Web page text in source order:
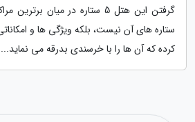
گرفتن این هتل 5 ستاره در میان
ستاره های آن نیست، بلکه ویژگی ها و
کرده که آن ها را با خرسندی بدرقه می